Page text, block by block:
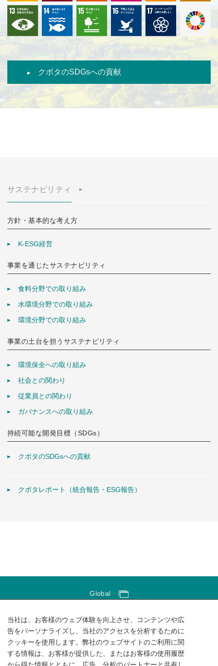
クボタのSDGsへの貢献
サステナビリティ
方針・基本的な考え方
K-ESG経営
事業を通じたサステナビリティ
食料分野での取り組み
水環境分野での取り組み
環境分野での取り組み
事業の土台を担うサステナビリティ
環境保全への取り組み
社会との関わり
従業員との関わり
ガバナンスへの取り組み
持続可能な開発目標（SDGs）
クボタのSDGsへの貢献
クボタレポート（統合報告・ESG報告）
Global
サイトのご利用にあたって
ソーシャルメディアポリシー
個人情報保護方針
当社は、お客様のウェブ体験を向上させ、コンテンツや広
告をパーソナライズし、当社のアクセスを分析するために
クッキーを使用します。弊社のウェブサイトのご利用に関
する情報は、お客様が提供した、またはお客様の使用履歴